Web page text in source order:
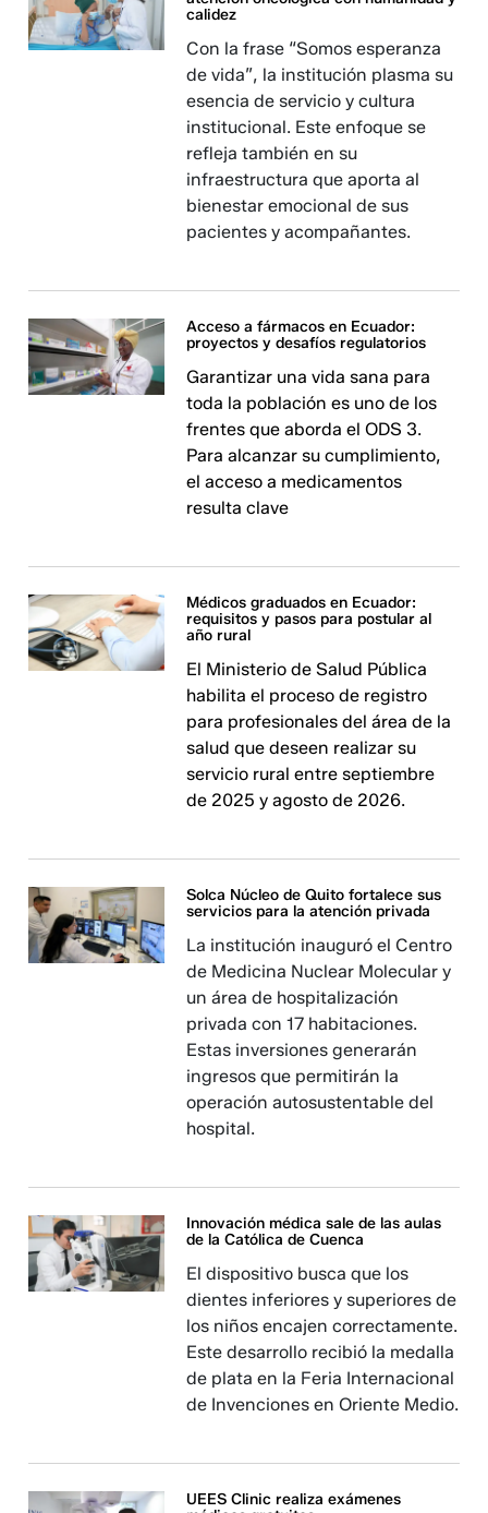
calidez
Con la frase “Somos esperanza
de vida”, la institución plasma su
esencia de servicio y cultura
institucional. Este enfoque se
refleja también en su
infraestructura que aporta al
bienestar emocional de sus
pacientes y acompañantes.
Acceso a fármacos en Ecuador:
proyectos y desafíos regulatorios
Garantizar una vida sana para
toda la población es uno de los
frentes que aborda el ODS 3.
Para alcanzar su cumplimiento,
el acceso a medicamentos
resulta clave
Médicos graduados en Ecuador:
requisitos y pasos para postular al
año rural
El Ministerio de Salud Pública
habilita el proceso de registro
para profesionales del área de la
salud que deseen realizar su
servicio rural entre septiembre
de 2025 y agosto de 2026.
Solca Núcleo de Quito fortalece sus
servicios para la atención privada
La institución inauguró el Centro
de Medicina Nuclear Molecular y
un área de hospitalización
privada con 17 habitaciones.
Estas inversiones generarán
ingresos que permitirán la
operación autosustentable del
hospital.
Innovación médica sale de las aulas
de la Católica de Cuenca
El dispositivo busca que los
dientes inferiores y superiores de
los niños encajen correctamente.
Este desarrollo recibió la medalla
de plata en la Feria Internacional
de Invenciones en Oriente Medio.
UEES Clinic realiza exámenes